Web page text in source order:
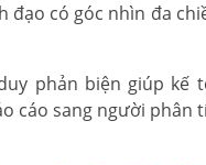
đạo có góc nhìn đa
phản biện giúp kế
cáo sang người phân